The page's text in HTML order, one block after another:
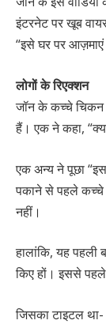
इंटरनेट पर खूब
“इसे घर पर आज़माएं
लोगों के रिएक्शन
जॉन के कच्चे चिकन
हैं। एक ने कहा,
एक अन्य ने पूछा
पकाने से पहले कच्चे
नहीं।
हालांकि, यह
किए हों। इससे
जिसका टाइटल